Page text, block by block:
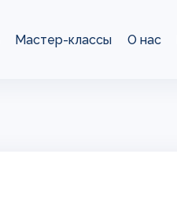
Мастер-классы О нас